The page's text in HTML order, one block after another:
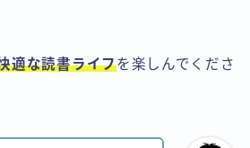
適な読書ライフを楽しんでくださ